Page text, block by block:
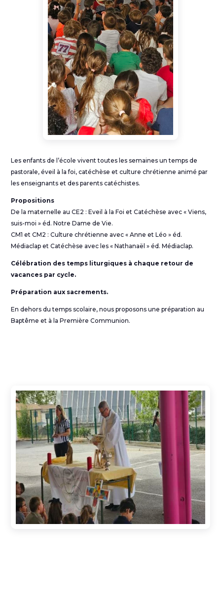
Les enfants de l’école vivent toutes les semaines un temps de
pastorale, éveil à la foi, catéchèse et culture chrétienne animé par
les enseignants et des parents catéchistes.
Propositions
De la maternelle au CE2 : Eveil à la Foi et Catéchèse avec « Viens,
suis-moi » éd. Notre Dame de Vie.
CM1 et CM2 : Culture chrétienne avec « Anne et Léo » éd.
Médiaclap et Catéchèse avec les « Nathanaël » éd. Médiaclap.
Célébration des temps liturgiques à chaque retour de
vacances par cycle.
Préparation aux sacrements.
En dehors du temps scolaire, nous proposons une préparation au
Baptême et à la Première Communion.